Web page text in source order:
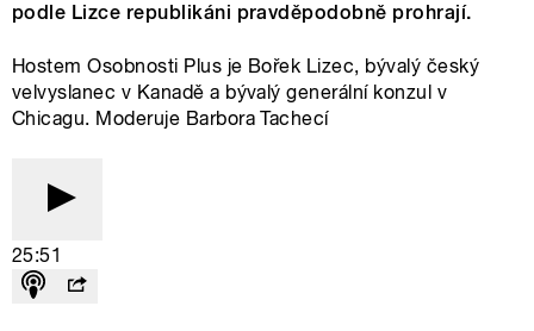
podle Lizce republikáni pravděpodobně prohrají.
Hostem Osobnosti Plus je Bořek Lizec, bývalý český
velvyslanec v Kanadě a bývalý generální konzul v
Chicagu. Moderuje Barbora Tachecí
25:51